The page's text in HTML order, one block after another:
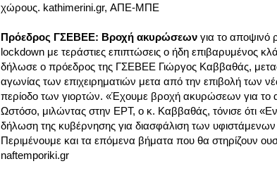
χώρους. kathimerini.gr, ΑΠΕ-ΜΠΕ
Πρόεδρος ΓΣΕΒΕΕ: Βροχή ακυρώσεων για το αποψινό
lockdown με τεράστιες επιπτώσεις ο ήδη επιβαρυμένος
δήλωσε ο πρόεδρος της ΓΣΕΒΕΕ Γιώργος Καββαθάς,
αγωνίας των επιχειρηματιών μετα από την επιβολή των
περίοδο των γιορτών. «Έχουμε βροχή ακυρώσεων για το
Ωστόσο, μιλώντας στην ΕΡΤ, ο κ. Καββαθάς, τόνισε ότι
δήλωση της κυβέρνησης για διασφάλιση των
Περιμένουμε και τα επόμενα βήματα που θα στηρίζουν
naftemporiki.gr